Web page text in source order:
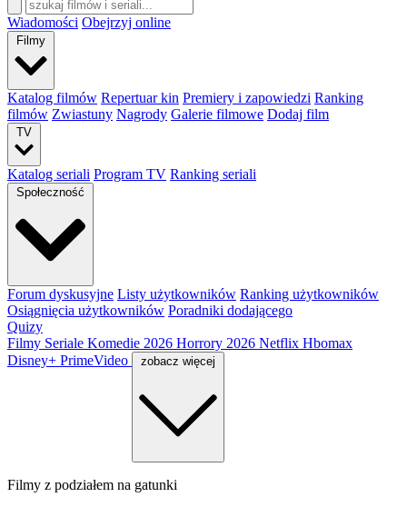
Wiadomości Obejrzyj online
Filmy
Katalog filmów Repertuar kin Premiery i zapowiedzi Ranking
filmów Zwiastuny Nagrody Galerie filmowe Dodaj film
TV
Katalog seriali Program TV Ranking seriali
Społeczność
Forum dyskusyjne Listy użytkowników Ranking użytkowników
Osiągnięcia użytkowników Poradniki dodającego
Quizy
Filmy Seriale Komedie 2026 Horrory 2026 Netflix Hbomax
Disney+ PrimeVideo zobacz więcej
Filmy z podziałem na gatunki